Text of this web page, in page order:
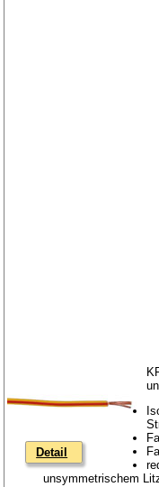
Detail
unsymmetrischem